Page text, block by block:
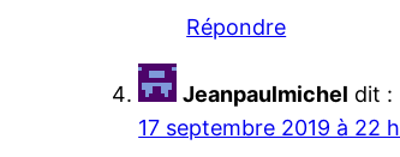
Répondre
Jeanpaulmichel dit :
17 septembre 2019 à 22